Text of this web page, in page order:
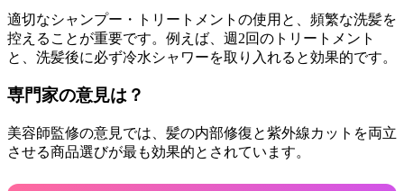
適切なシャンプー・トリートメントの使用と、頻繁な洗髪を
控えることが重要です。例えば、週2回のトリートメント
と、洗髪後に必ず冷水シャワーを取り入れると効果的です。
専門家の意見は？
美容師監修の意見では、髪の内部修復と紫外線カットを両立
させる商品選びが最も効果的とされています。